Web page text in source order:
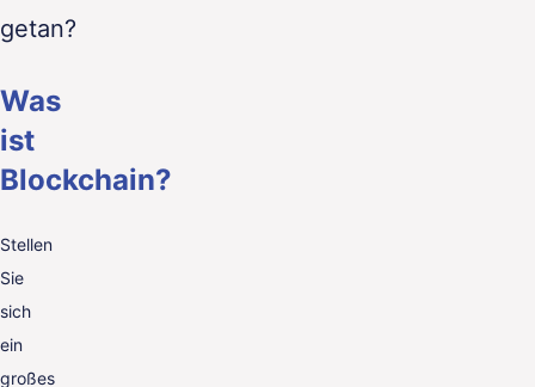
getan?
Was
ist
Blockchain?
Stellen
Sie
sich
ein
großes